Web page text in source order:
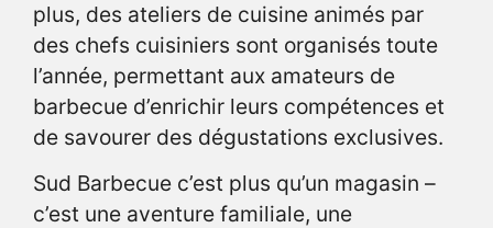
plus, des ateliers de cuisine animés par
des chefs cuisiniers sont organisés toute
l’année, permettant aux amateurs de
barbecue d’enrichir leurs compétences et
de savourer des dégustations exclusives.
Sud Barbecue c’est plus qu’un magasin –
c’est une aventure familiale, une